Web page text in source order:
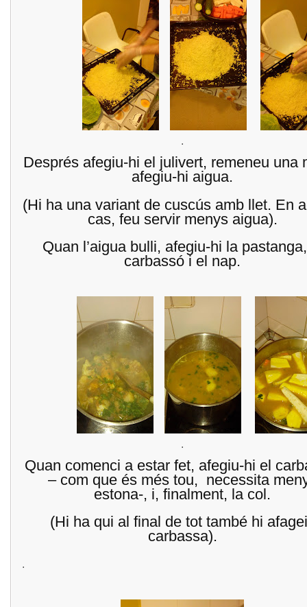
.
Després afegiu-hi el julivert, remeneu una
afegiu-hi aigua.
(Hi ha una variant de cuscús amb llet. En
cas, feu servir menys aigua).
Quan l’aigua bulli, afegiu-hi la
carbassó i el nap.
Quan comenci a estar fet, afegiu-hi el
– com que és més tou, necessita
estona-, i, finalment, la col.
(Hi ha qui al final de tot també hi
carbassa).